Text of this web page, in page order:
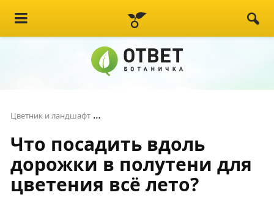
Цветник и ландшафт
Что посадить вдоль
дорожки в полутени для
цветения всё лето?